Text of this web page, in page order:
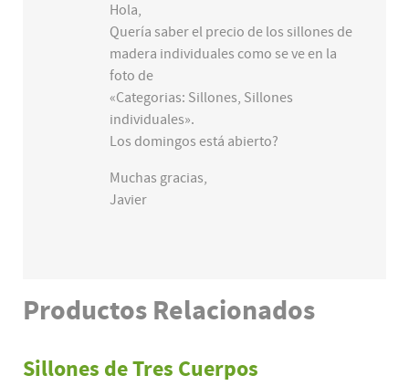
Hola,
Quería saber el precio de los sillones de
madera individuales como se ve en la
foto de
«Categorias: Sillones, Sillones
individuales».
Los domingos está abierto?
Muchas gracias,
Javier
Productos Relacionados
Sillones de Tres Cuerpos